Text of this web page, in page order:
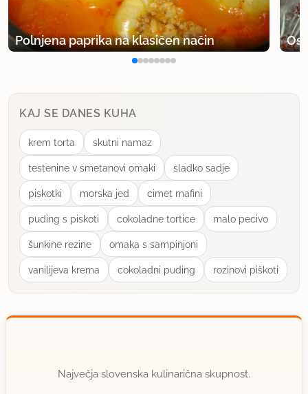
Polnjena paprika na klasičen način
KAJ SE DANES KUHA
krem torta skutni namaz
testenine v smetanovi omaki sladko sadje
piskotki morska jed cimet mafini
puding s piskoti cokoladne tortice malo pecivo
šunkine rezine omaka s sampinjoni
vanilijeva krema cokoladni puding rozinovi piškoti
Največja slovenska kulinarična skupnost.